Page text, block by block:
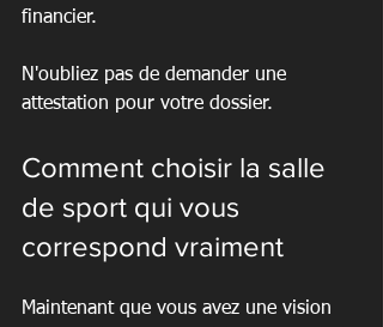
financier.
N'oubliez pas de demander une
attestation pour votre dossier.
Comment choisir la salle
de sport qui vous
correspond vraiment
Maintenant que vous avez une vision